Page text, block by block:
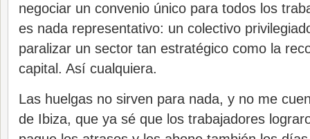
negociar un convenio único para todos los
es nada representativo: un colectivo
paralizar un sector tan estratégico como la
capital. Así cualquiera.
Las huelgas no sirven para nada, y no me
de Ibiza, que ya sé que los trabajadores